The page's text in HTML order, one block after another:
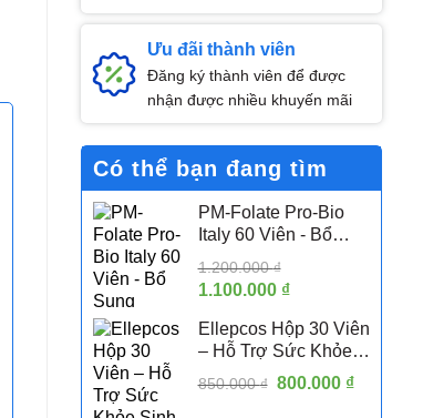
Ưu đãi thành viên
Đăng ký thành viên để được
nhận được nhiều khuyến mãi
Có thể bạn đang tìm
PM-Folate Pro-Bio
Italy 60 Viên - Bổ
Tính 5-MTHF Hỗ Trợ
Sức Khỏe Sinh Sản
Nữ
1.200.000₫
Giá
là:
1.200.000 ₫.
1.100.000 ₫Giá
tại
là:
1.100.000 ₫.
Ellepcos Hộp 30 Viên
– Hỗ Trợ Sức Khỏe
Sinh Sản Nữ, Hỗ Trợ
Phụ Nữ PCOS
850.000₫ Giá
800.000 ₫